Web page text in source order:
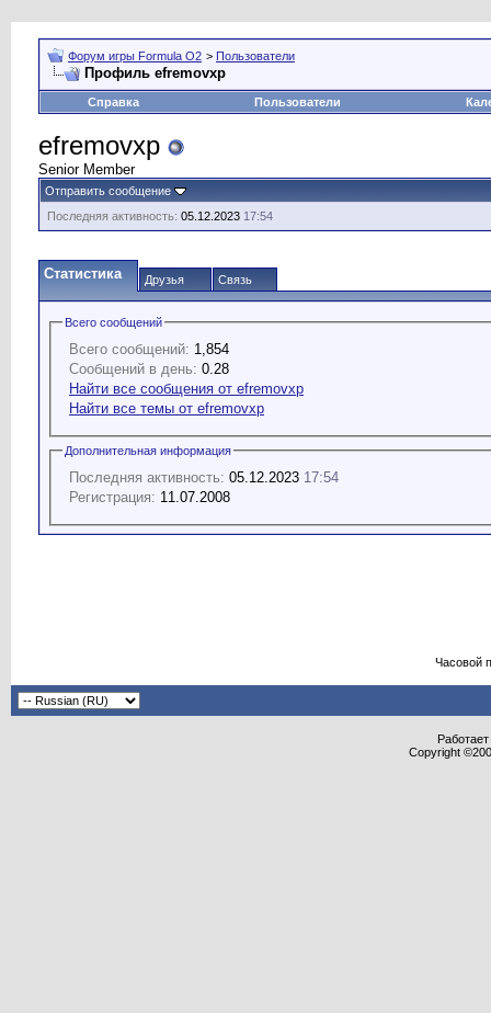
Форум игры Formula O2 > Пользователи
Профиль efremovxp
Справка Пользователи
efremovxp
Senior Member
Отправить сообщение
Последняя активность: 05.12.2023 17:54
Статистика Друзья Связь
Всего сообщений
Всего сообщений: 1,854
Сообщений в день: 0.28
Найти все сообщения от efremovxp
Найти все темы от efremovxp
Дополнительная информация
Последняя активность: 05.12.2023 17:54
Регистрация: 11.07.2008
Часовой
Copyright